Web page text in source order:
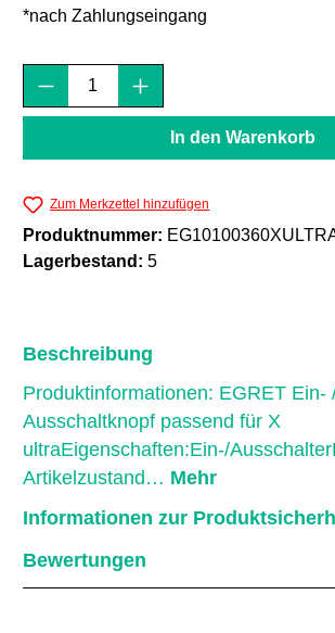
*nach Zahlungseingang
Produkt Anzahl: Gib den
In den Warenkorb
Zum Merkzettel hinzufügen
Produktnummer:
Lagerbestand: 5
Beschreibung
Produktinformationen: EGRET Ein-
Ausschaltknopf passend für X
ultraEigenschaften:Ein-/
Artikelzustand… Mehr
Informationen zur
Bewertungen